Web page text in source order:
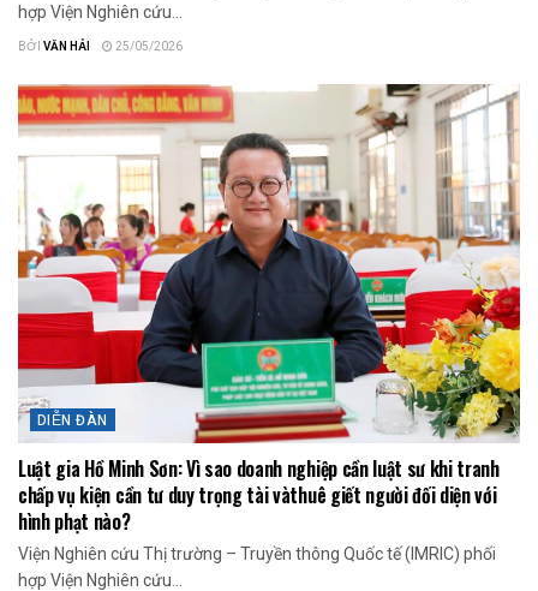
hợp Viện Nghiên cứu...
BỞI VĂN HẢI 25/05/2026
DIỄN ĐÀN
Luật gia Hồ Minh Sơn: Vì sao doanh nghiệp cần luật sư khi tranh
chấp vụ kiện cần tư duy trọng tài vàthuê giết người đối diện với
hình phạt nào?
Viện Nghiên cứu Thị trường – Truyền thông Quốc tế (IMRIC) phối
hợp Viện Nghiên cứu...